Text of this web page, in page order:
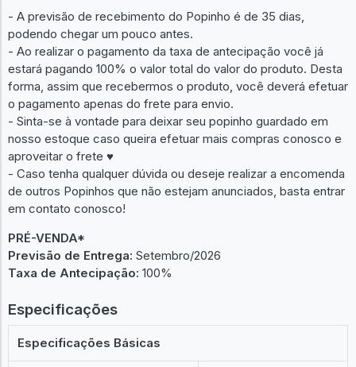
- A previsão de recebimento do Popinho é de 35 dias,
podendo chegar um pouco antes.
- Ao realizar o pagamento da taxa de antecipação você já
estará pagando 100% o valor total do valor do produto. Desta
forma, assim que recebermos o produto, você deverá efetuar
o pagamento apenas do frete para envio.
- Sinta-se à vontade para deixar seu popinho guardado em
nosso estoque caso queira efetuar mais compras conosco e
aproveitar o frete ♥︎
- Caso tenha qualquer dúvida ou deseje realizar a encomenda
de outros Popinhos que não estejam anunciados, basta entrar
em contato conosco!
PRÉ-VENDA*
Previsão de Entrega: Setembro/2026
Taxa de Antecipação: 100%
Especificações
Especificações Básicas